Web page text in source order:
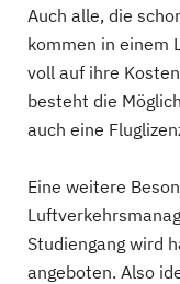
Auch alle, die
kommen in einem
voll auf ihre
besteht die
auch eine
Eine weitere
Studiengang wird
angeboten. Also